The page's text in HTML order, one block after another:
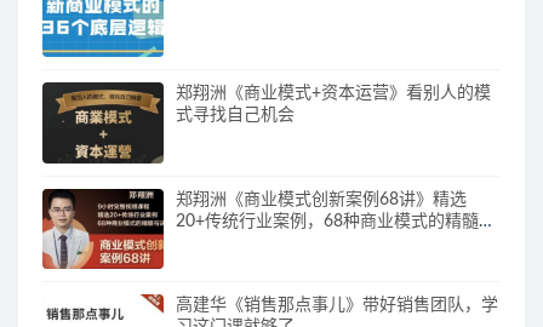
郑翔洲《商业模式+资本运营》看别人的模
式寻找自己机会
郑翔洲《商业模式创新案例68讲》精选
20+传统行业案例，68种商业模式的精髓与
高建华《销售那点事儿》带好销售团队，学